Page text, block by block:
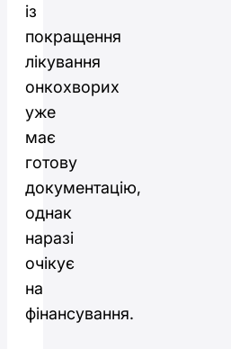
із
покращення
лікування
онкохворих
уже
має
готову
документацію,
однак
наразі
очікує
на
фінансування.